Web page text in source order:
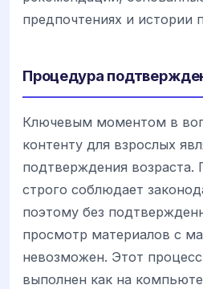
предпочтениях и истории
Процедура
Ключевым моментом в
контенту для взрослых
подтверждения возраста.
строго соблюдает
поэтому без
просмотр материалов с
невозможен. Этот
выполнен как на